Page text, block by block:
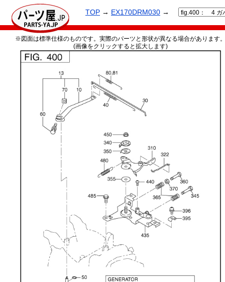
TOP → EX170DRM030 →
※図面は標準仕様のものです。実際のパーツと形状が異なる場合があります
(画像をクリックすると拡大します)